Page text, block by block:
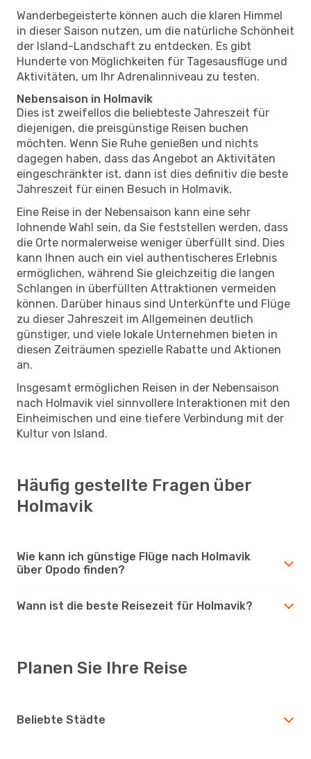
Wanderbegeisterte können auch die klaren Himmel
in dieser Saison nutzen, um die natürliche Schönheit
der Island-Landschaft zu entdecken. Es gibt
Hunderte von Möglichkeiten für Tagesausflüge und
Aktivitäten, um Ihr Adrenalinniveau zu testen.
Nebensaison in Holmavik
Dies ist zweifellos die beliebteste Jahreszeit für
diejenigen, die preisgünstige Reisen buchen
möchten. Wenn Sie Ruhe genießen und nichts
dagegen haben, dass das Angebot an Aktivitäten
eingeschränkter ist, dann ist dies definitiv die beste
Jahreszeit für einen Besuch in Holmavik.
Eine Reise in der Nebensaison kann eine sehr
lohnende Wahl sein, da Sie feststellen werden, dass
die Orte normalerweise weniger überfüllt sind. Dies
kann Ihnen auch ein viel authentischeres Erlebnis
ermöglichen, während Sie gleichzeitig die langen
Schlangen in überfüllten Attraktionen vermeiden
können. Darüber hinaus sind Unterkünfte und Flüge
zu dieser Jahreszeit im Allgemeinen deutlich
günstiger, und viele lokale Unternehmen bieten in
diesen Zeiträumen spezielle Rabatte und Aktionen
an.
Insgesamt ermöglichen Reisen in der Nebensaison
nach Holmavik viel sinnvollere Interaktionen mit den
Einheimischen und eine tiefere Verbindung mit der
Kultur von Island.
Häufig gestellte Fragen über
Holmavik
Wie kann ich günstige Flüge nach Holmavik
über Opodo finden?
Wann ist die beste Reisezeit für Holmavik?
Planen Sie Ihre Reise
Beliebte Städte